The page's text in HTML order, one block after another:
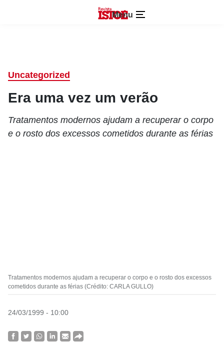
Menu
Uncategorized
Era uma vez um verão
Tratamentos modernos ajudam a recuperar o corpo
e o rosto dos excessos cometidos durante as férias
Tratamentos modernos ajudam a recuperar o corpo e o rosto dos excessos
cometidos durante as férias (Crédito: CARLA GULLO)
24/03/1999 - 10:00